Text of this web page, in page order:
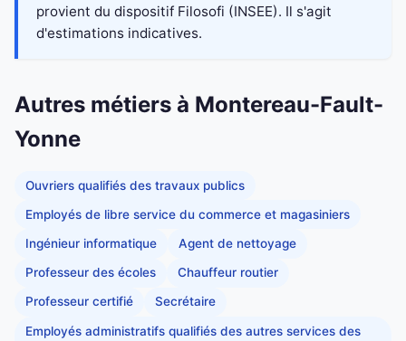
provient du dispositif Filosofi (INSEE). Il s'agit
d'estimations indicatives.
Autres métiers à Montereau-Fault-
Yonne
Ouvriers qualifiés des travaux publics
Employés de libre service du commerce et magasiniers
Ingénieur informatique Agent de nettoyage
Professeur des écoles Chauffeur routier
Professeur certifié Secrétaire
Employés administratifs qualifiés des autres services des